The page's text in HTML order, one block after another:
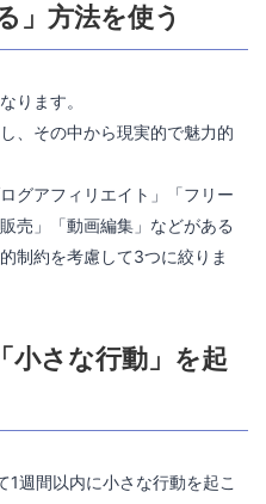
」方法を使う
ります。
、その中から現実的で魅力的
グアフィリエイト」「フリー
売」「動画編集」などがある
制約を考慮して3つに絞りま
小さな行動」を起
週間以内に小さな行動を起こ